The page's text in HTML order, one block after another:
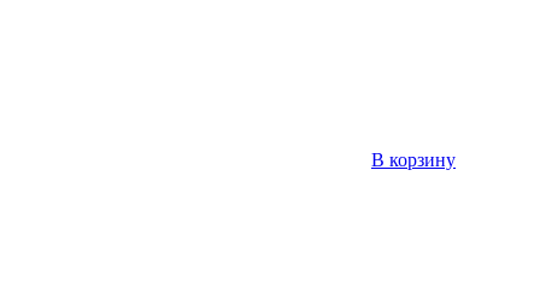
В корзину